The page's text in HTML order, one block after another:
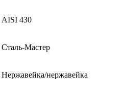
AISI 430
Сталь-Мастер
Нержавейка/нержавейка